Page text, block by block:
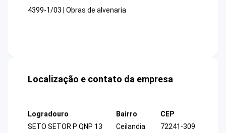
4399-1/03 | Obras de alvenaria
Localização e contato da empresa
Logradouro
SETO SETOR P QNP 13
Bairro
Ceilandia
CEP
72241-309